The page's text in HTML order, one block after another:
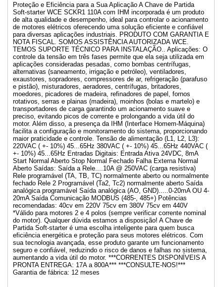
Proteção e Eficiência para a Sua Aplicação A Chave de Partida
Soft-starter WCE SCKR1 110A com IHM incorporada é um produto
de alta qualidade e desempenho, ideal para controlar o acionamento
de motores elétricos oferecendo uma solução eficiente e confiável
para diversas aplicações industriais. PRODUTO COM GARANTIA E
NOTA FISCAL. SOMOS ASSISTÊNCIA AUTORIZADA WCE.
TEMOS SUPORTE TÉCNICO PARA INSTALAÇÃO.. Aplicações: O
controle da tensão em três fases permite que ela seja utilizada em
aplicações consideradas pesadas, como bombas centrífugas,
alternativas (saneamento, irrigação e petróleo), ventiladores,
exaustores, sopradores, compressores de ar, refrigeração (parafuso
e pistão), misturadores, aeradores, centrífugas, britadores,
moedores, picadores de madeira, refinadores de papel, fornos
rotativos, serras e plainas (madeira), moinhos (bolas e martelo) e
transportadores de carga garantindo um acionamento suave e
preciso, evitando picos de corrente e prolongando a vida útil do
motor. Além disso, a presença da IHM (Interface Homem-Máquina)
facilita a configuração e monitoramento do sistema, proporcionando
maior praticidade e controle. Tensão de alimentação (L1, L2, L3):
220VAC ( +- 10%) 45...65Hz 380VAC ( +- 10%) 45...65Hz 440VAC (
+- 10%) 45...65Hz Entradas Digitais: Entrada Ativa 24VDC, 8mA
Start Normal Aberto Stop Normal Fechado Falha Externa Normal
Aberto Saídas: Saída a Rele....10A @ 250VAC (carga resistiva)
Rele programável (TA, TB, TC) normalmente aberto ou normalmente
fechado Rele 2 Programável (Ta2, Tc2) normalmente aberto Saída
analógica programável Saída analógica (AO, GND).....0-20mA OU 4-
20mA Saída Comunicação MODBUS (485-, 485+) Potências
recomendadas: 40cv em 220V 75cv em 380V 75cv em 440V
*Válido para motores 2 e 4 polos (sempre verificar corrente nominal
do motor). Qualquer dúvida estamos a disposição! A Chave de
Partida Soft-starter é uma escolha inteligente para quem busca
eficiência energética e proteção para seus motores elétricos. Com
sua tecnologia avançada, esse produto garante um funcionamento
seguro e confiável, reduzindo o risco de danos e falhas no sistema,
aumentando a vida útil do motor. ***CORRENTES DISPONÍVEIS A
PRONTA ENTREGA: 17A a 800A*** ***CONSULTE-NOS!***
Garantia de fábrica: 12 meses